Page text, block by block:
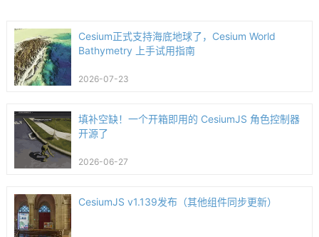
Cesium正式支持海底地球了，Cesium World
Bathymetry 上手试用指南
2026-07-23
填补空缺！一个开箱即用的 CesiumJS 角色控制器
开源了
2026-06-27
CesiumJS v1.139发布（其他组件同步更新）